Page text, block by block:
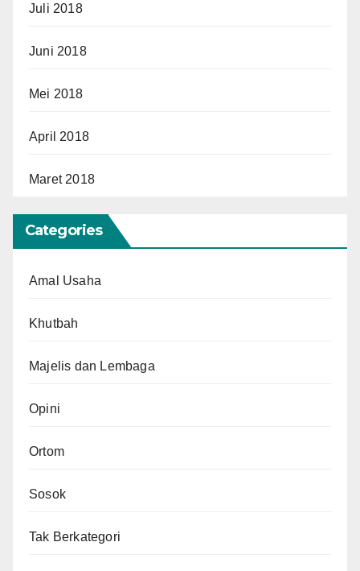
Juli 2018
Juni 2018
Mei 2018
April 2018
Maret 2018
Categories
Amal Usaha
Khutbah
Majelis dan Lembaga
Opini
Ortom
Sosok
Tak Berkategori